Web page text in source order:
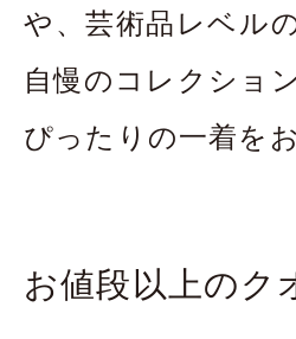
や、芸術品レベル
自慢のコレクショ
ぴったりの一着を
お値段以上のク